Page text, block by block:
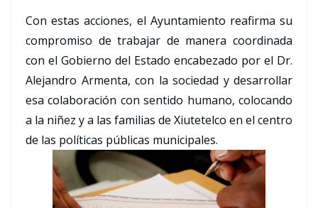
Con estas acciones, el Ayuntamiento reafirma su
compromiso de trabajar de manera coordinada
con el Gobierno del Estado encabezado por el Dr.
Alejandro Armenta, con la sociedad y desarrollar
esa colaboración con sentido humano, colocando
a la niñez y a las familias de Xiutetelco en el centro
de las políticas públicas municipales.